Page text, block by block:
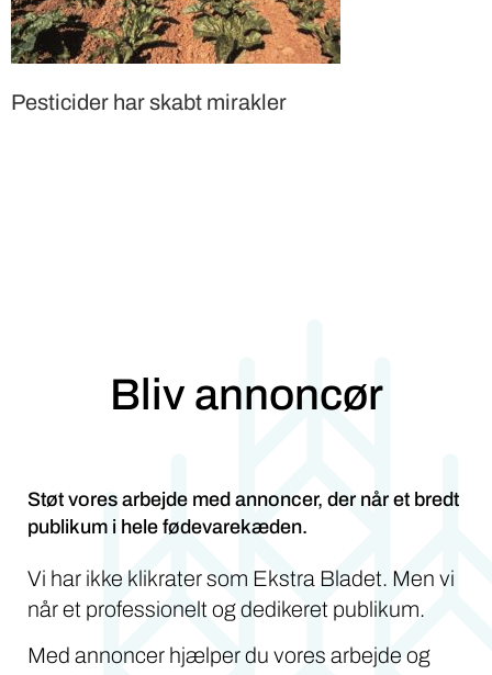
Pesticider har skabt mirakler
Bliv annoncør
Støt vores arbejde med annoncer, der når et bredt
publikum i hele fødevarekæden.
Vi har ikke klikrater som Ekstra Bladet. Men vi
når et professionelt og dedikeret publikum.
Med annoncer hjælper du vores arbejde og